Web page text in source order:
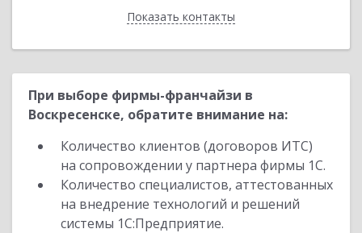
Показать контакты
Назад
При выборе фирмы-франчайзи в
Воскресенске, обратите внимание на:
Количество клиентов (договоров ИТС)
на сопровождении у партнера фирмы 1С.
Количество специалистов, аттестованных
на внедрение технологий и решений
системы 1С:Предприятие.